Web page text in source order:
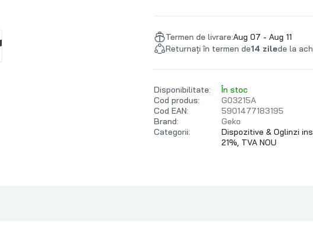
Termen de livrare:Aug 07 - Aug 11
Returnați în termen de14 zilede la
Disponibilitate:
În stoc
Cod produs:
G03215A
Cod EAN:
5901477183195
Brand:
Geko
Categorii:
Dispozitive & Oglinzi
21%, TVA NOU